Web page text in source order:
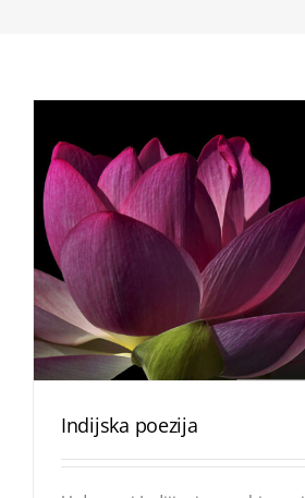
Indijska poezija